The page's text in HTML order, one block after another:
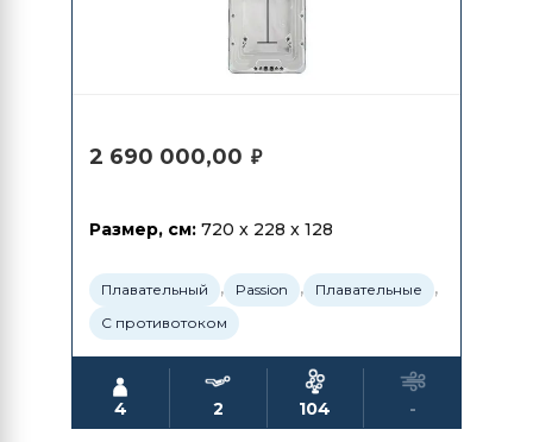
2 690 000,00 ₽
Размер, см: 720 x 228 x 128
Плавательный , Passion , Плавательные ,
С противотоком
4 2 104 -